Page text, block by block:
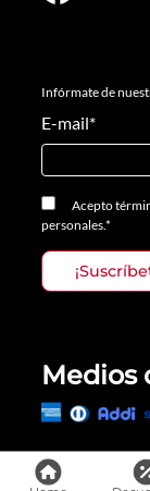
Infórmate de
E-mail*
Acepto
personales.*
Medios
Todos los